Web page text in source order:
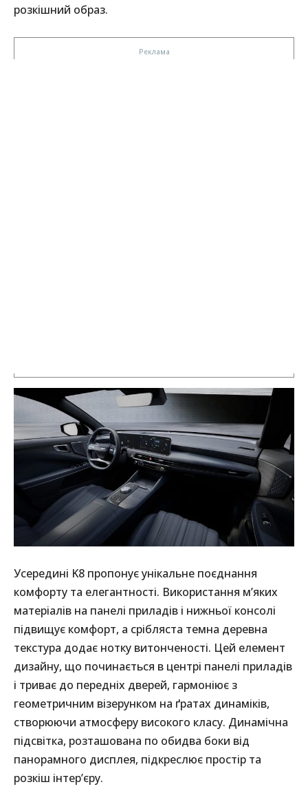
розкішний образ.
Усередині K8 пропонує унікальне поєднання
комфорту та елегантності. Використання м’яких
матеріалів на панелі приладів і нижньої консолі
підвищує комфорт, а срібляста темна деревна
текстура додає нотку витонченості. Цей елемент
дизайну, що починається в центрі панелі приладів
і триває до передніх дверей, гармоніює з
геометричним візерунком на ґратах динаміків,
створюючи атмосферу високого класу. Динамічна
підсвітка, розташована по обидва боки від
панорамного дисплея, підкреслює простір та
розкіш інтер’єру.